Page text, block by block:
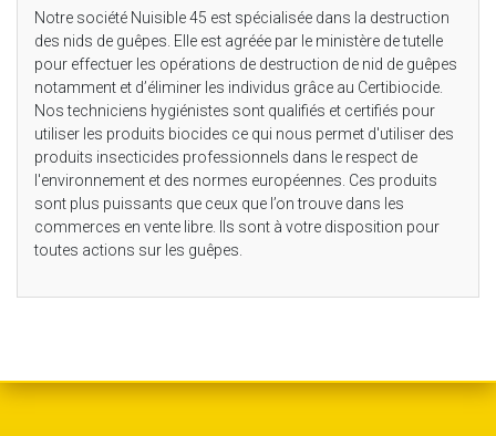
Notre société Nuisible 45 est spécialisée dans la destruction
des nids de guêpes. Elle est agréée par le ministère de tutelle
pour effectuer les opérations de destruction de nid de guêpes
notamment et d’éliminer les individus grâce au Certibiocide.
Nos techniciens hygiénistes sont qualifiés et certifiés pour
utiliser les produits biocides ce qui nous permet d'utiliser des
produits insecticides professionnels dans le respect de
l'environnement et des normes européennes. Ces produits
sont plus puissants que ceux que l’on trouve dans les
commerces en vente libre. Ils sont à votre disposition pour
toutes actions sur les guêpes.